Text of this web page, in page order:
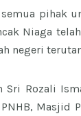
pihak
Niaga
negeri
Sri Rozali
Masjid